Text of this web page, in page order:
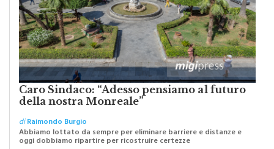
Caro Sindaco: “Adesso pensiamo al futuro
della nostra Monreale”
diRaimondo Burgio
Abbiamo lottato da sempre per eliminare barriere e distanze e
oggi dobbiamo ripartire per ricostruire certezze